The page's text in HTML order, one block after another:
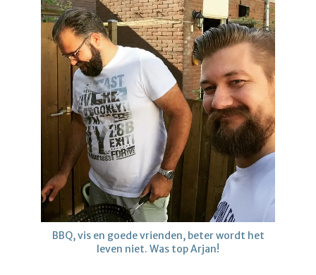
BBQ, vis en goede vrienden, beter wordt het
leven niet. Was top Arjan!